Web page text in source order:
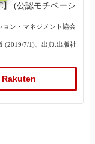
(公認モチベーシ
ョン・マネジメント協会
(2019/7/1)、出典:出版社
Rakuten